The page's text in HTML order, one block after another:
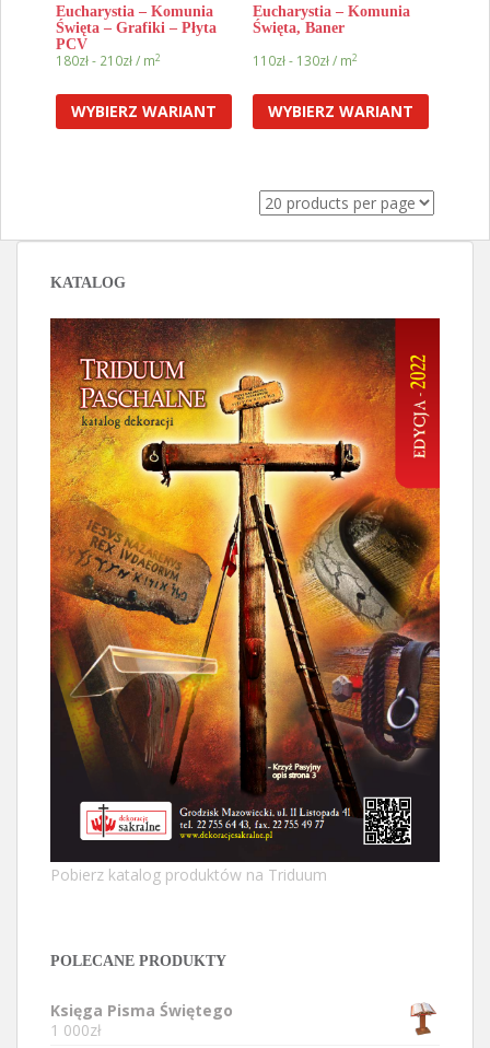
Eucharystia – Komunia
Święta – Grafiki – Płyta
PCV
180zł- 210zł/ m2
WYBIERZ WARIANT
Eucharystia – Komunia
Święta, Baner
110zł- 130zł/ m2
WYBIERZ WARIANT
KATALOG
Pobierz katalog produktów na Triduum
POLECANE PRODUKTY
Księga Pisma Świętego
1 000zł